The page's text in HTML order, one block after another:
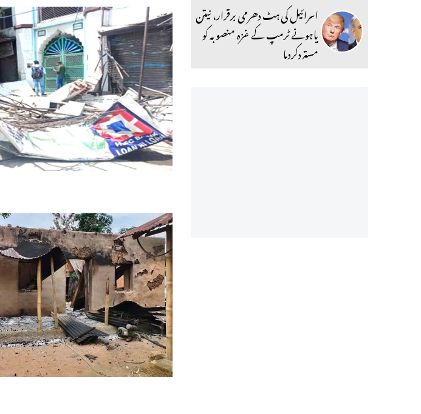
اسرائیل کی ہٹ دھرمی برقرار، نیتن
یاہونے ٹرمپ کے غزہ منصوبہ کو
مستردکردیا